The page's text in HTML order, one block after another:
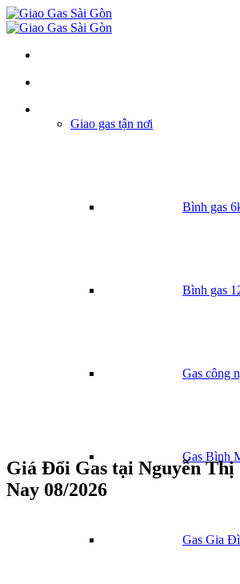
Giao gas tận nơi
Bình gas
Bình gas
Gas công
Gas Bình
Gas Gia
Giá Đổi Gas tại Nguyễn Thị
Nay 08/2026